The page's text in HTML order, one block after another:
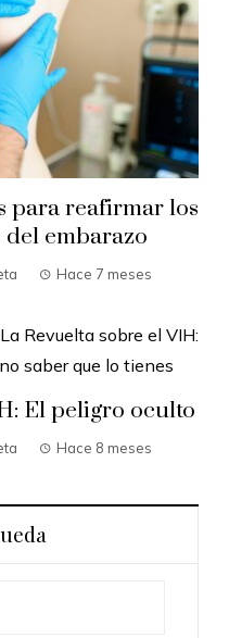
para reafirmar los
del embarazo
Hace 7 meses
El peligro oculto
Hace 8 meses